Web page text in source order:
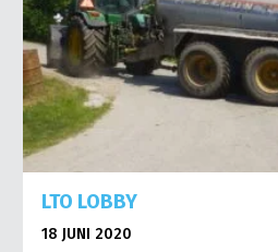
LTO LOBBY
18 JUNI 2020